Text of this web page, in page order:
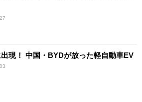
現！ 中国・BYDが放った軽自動車EV